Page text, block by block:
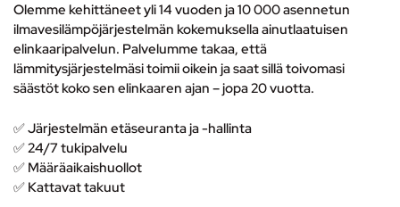
Olemme kehittäneet yli 14 vuoden ja 10 000 asennetun
ilmavesilämpöjärjestelmän kokemuksella ainutlaatuisen
elinkaaripalvelun. Palvelumme takaa, että
lämmitysjärjestelmäsi toimii oikein ja saat sillä toivomasi
säästöt koko sen elinkaaren ajan – jopa 20 vuotta.
✅ Järjestelmän etäseuranta ja -hallinta
✅24/7 tukipalvelu
✅ Määräaikaishuollot
✅ Kattavat takuut